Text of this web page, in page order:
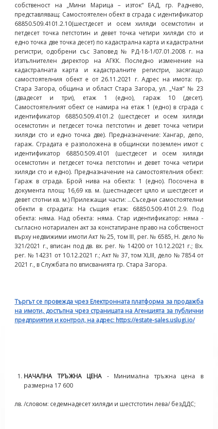
собственост на „Мини Марица – изток“ ЕАД, гр. Раднево,
представляващ: Самостоятелен обект в сграда с идентификатор
68850.509.4101.2.10(шестдесет и осем хиляди осемстотин и
петдесет точка петстотин и девет точка четири хиляди сто и
едно точка две точка десет) по кадастрална карта и кадастрални
регистри, одобрени със Заповед № РД-18-1/07.01.2008 г. на
Изпълнителен директор на АГКК. Последно изменение на
кадастралната карта и кадастралните регистри, засягащо
самостоятелния обект е от 26.11.2021 г. Адрес на имота: гр.
Стара Загора, община и област Стара Загора, ул. „Чая“ № 23
(двадесет и три), етаж 1 (едно), гараж 10 (десет).
Самостоятелният обект се намира на етаж 1 (едно) в сграда с
идентификатор 68850.509.4101.2 (шестдесет и осем хиляди
осемстотин и петдесет точка петстотин и девет точка четири
хиляди сто и едно точка две). Предназначение: Хангар, депо,
гараж. Сградата е разположена в общински поземлен имот с
идентификатор 68850.509.4101 (шестдесет и осем хиляди
осемстотин и петдесет точка петстотин и девет точка четири
хиляди сто и едно). Предназначение на самостоятелния обект:
Гараж в сграда. Брой нива на обекта: 1 (едно). Посочена в
документа площ: 16,69 кв. м. (шестнадесет цяло и шестдесет и
девет стотни кв. м.) Прилежащи части: …Съседни самостоятелни
обекти в сградата: На същия етаж: 68850.509.4101.2.9. Под
обекта: няма. Над обекта: няма. Стар идентификатор: няма -
съгласно нотариален акт за констатиране право на собственост
върху недвижими имоти Акт № 25, том III, рег. № 6585, Н. дело №
321/2021 г., вписан под дв. вх. рег. № 14200 от 10.12.2021 г.; Вх.
рег. № 14231 от 10.12.2021 г.; Акт № 37, том XLIII, дело № 7854 от
2021 г., в Службата по вписванията гр. Стара Загора.
Търгът се провежда чрез Електронната платформа за продажба
на имоти, достъпна чрез страницата на Агенцията за публични
предприятия и контрол, на адрес: https://estate-sales.uslugi.io/
НАЧАЛНА ТРЪЖНА ЦЕНА - Минимална тръжна цена в
размерна 17 600
лв. /словом: седемнадесет хиляди и шестстотин лева/ безДДС;